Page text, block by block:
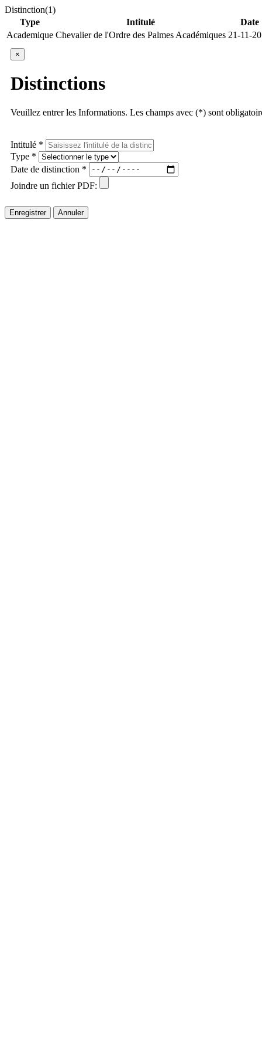
Distinction(1)
Type
Intitulé
Date
Academique Chevalier de l'Ordre des Palmes Académiques 21-11-
×
Distinctions
Veuillez entrer les Informations. Les champs avec (*) sont
Intitulé *
Type *
Date de distinction *
Joindre un fichier PDF:
Enregistrer Annuler